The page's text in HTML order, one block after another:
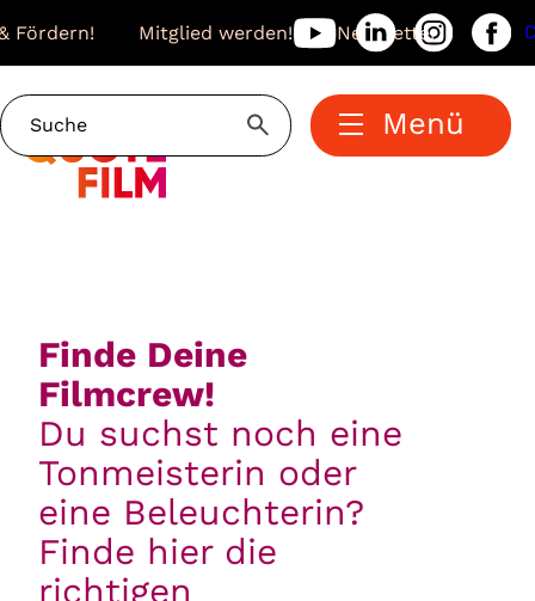
Fördern! Mitglied werden! Newsletter
Menü
Finde Deine
Filmcrew!
Du suchst noch eine
Tonmeisterin oder
eine Beleuchterin?
Finde hier die
richtigen